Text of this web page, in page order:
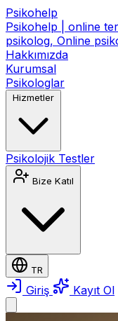
Psikohelp
Psikohelp | online
psikolog, Online
Hakkımızda
Kurumsal
Psikologlar
Hizmetler
Psikolojik Testler
Bize Katıl
TR
Giriş Kayıt Ol